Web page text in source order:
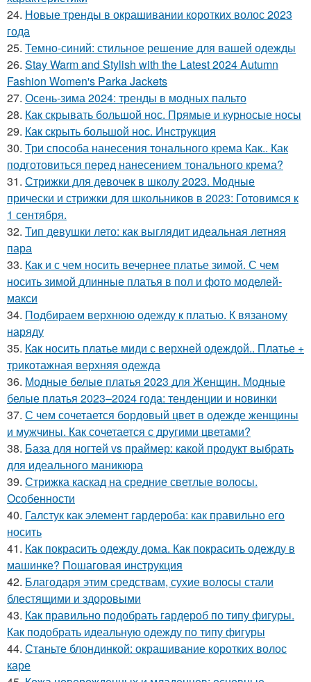
24. Новые тренды в окрашивании коротких волос 2023
года
25. Темно-синий: стильное решение для вашей одежды
26. Stay Warm and Stylish with the Latest 2024 Autumn
Fashion Women's Parka Jackets
27. Осень-зима 2024: тренды в модных пальто
28. Как скрывать большой нос. Прямые и курносые носы
29. Как скрыть большой нос. Инструкция
30. Три способа нанесения тонального крема Как.. Как
подготовиться перед нанесением тонального крема?
31. Стрижки для девочек в школу 2023. Модные
прически и стрижки для школьников в 2023: Готовимся к
1 сентября.
32. Тип девушки лето: как выглядит идеальная летняя
пара
33. Как и с чем носить вечернее платье зимой. С чем
носить зимой длинные платья в пол и фото моделей-
макси
34. Подбираем верхнюю одежду к платью. К вязаному
наряду
35. Как носить платье миди с верхней одеждой.. Платье +
трикотажная верхняя одежда
36. Модные белые платья 2023 для Женщин. Модные
белые платья 2023–2024 года: тенденции и новинки
37. С чем сочетается бордовый цвет в одежде женщины
и мужчины. Как сочетается с другими цветами?
38. База для ногтей vs праймер: какой продукт выбрать
для идеального маникюра
39. Стрижка каскад на средние светлые волосы.
Особенности
40. Галстук как элемент гардероба: как правильно его
носить
41. Как покрасить одежду дома. Как покрасить одежду в
машинке? Пошаговая инструкция
42. Благодаря этим средствам, сухие волосы стали
блестящими и здоровыми
43. Как правильно подобрать гардероб по типу фигуры.
Как подобрать идеальную одежду по типу фигуры
44. Станьте блондинкой: окрашивание коротких волос
каре